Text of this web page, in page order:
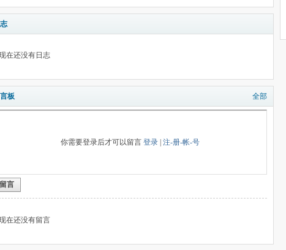
在还没有日志
板 全部
你需要登录后才可以留言 登录| 注-册-帐-号
留言
在还没有留言